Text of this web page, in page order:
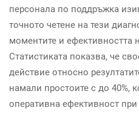
персонала по поддръжка
точното четене на тези
моментите и ефективността
Статистиката показва, че
действие относно
намали простоите с до 40%,
оперативна ефективност